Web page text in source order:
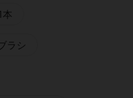
ラシ